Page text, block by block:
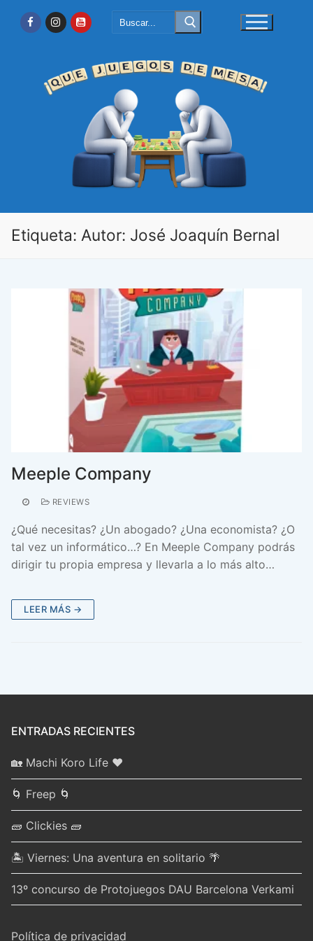
Buscar:
Etiqueta: Autor: José Joaquín Bernal
Meeple Company
REVIEWS
¿Qué necesitas? ¿Un abogado? ¿Una economista? ¿O
tal vez un informático…? En Meeple Company podrás
dirigir tu propia empresa y llevarla a lo más alto…
LEER MÁS →
ENTRADAS RECIENTES
🏡 Machi Koro Life ❤️
🌀 Freep 🌀
🧱 Clickies 🧱
🏝️ Viernes: Una aventura en solitario 🌴
13º concurso de Protojuegos DAU Barcelona Verkami
Política de privacidad